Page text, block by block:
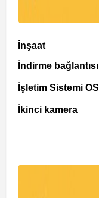
İnşaat
İndirme bağlantısı
İşletim Sistemi OS
İkinci kamera